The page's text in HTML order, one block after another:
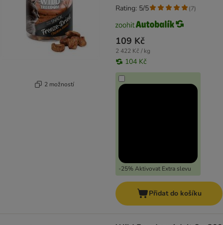
2 možností
109 Kč
2 422 Kč / kg
104 Kč
-25% Aktivovat Extra slevu
Rating: 5/5 (7)
Přidat do košíku